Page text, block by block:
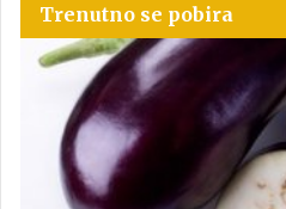
Trenutno se pobira